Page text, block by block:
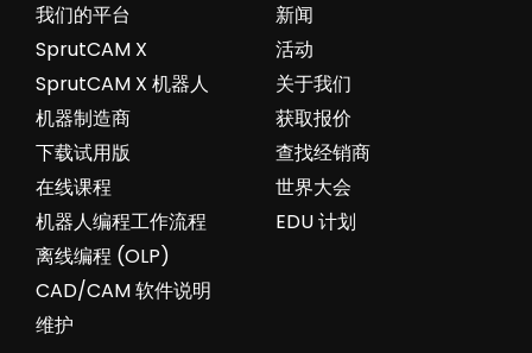
新闻
活动
关于我们
获取报价
查找经销商
世界大会
EDU 计划
我们的平台
SprutCAM X
SprutCAM X 机器人
机器制造商
下载试用版
在线课程
机器人编程工作流程
离线编程 (OLP)
CAD/CAM 软件说明
维护